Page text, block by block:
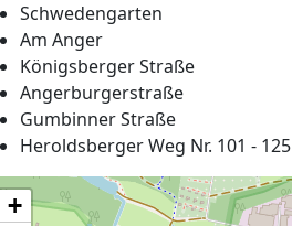
Schwedengarten
Am Anger
Königsberger Straße
Angerburgerstraße
Gumbinner Straße
Heroldsberger Weg Nr. 101 - 125
+